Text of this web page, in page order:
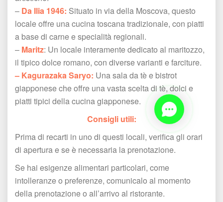
– Da Ilia 1946: Situato in via della Moscova, questo
locale offre una cucina toscana tradizionale, con piatti
a base di carne e specialità regionali.
– Maritz: Un locale interamente dedicato al maritozzo,
il tipico dolce romano, con diverse varianti e farciture.
– Kagurazaka Saryo: Una sala da tè e bistrot
giapponese che offre una vasta scelta di tè, dolci e
piatti tipici della cucina giapponese.
Consigli utili:
Prima di recarti in uno di questi locali, verifica gli orari
di apertura e se è necessaria la prenotazione.
Se hai esigenze alimentari particolari, come
intolleranze o preferenze, comunicalo al momento
della prenotazione o all’arrivo al ristorante.